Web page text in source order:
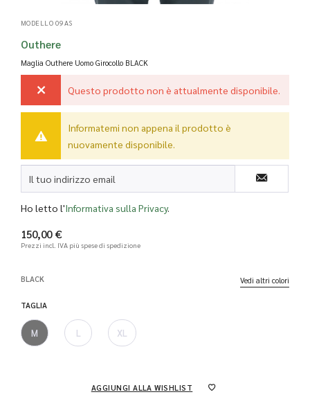
MODELLO 09AS
Outhere
Maglia Outhere Uomo Girocollo BLACK
Questo prodotto non è attualmente disponibile.
Informatemi non appena il prodotto è
nuovamente disponibile.
Ho letto l'Informativa sulla Privacy.
150,00 €
Prezzi incl. IVA più spese di spedizione
BLACK Vedi altri colori
TAGLIA
M L XL
AGGIUNGI ALLA WISHLIST